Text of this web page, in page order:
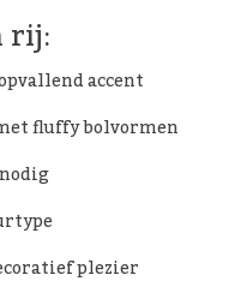
rij:
accent
fluffy bolvormen
plezier